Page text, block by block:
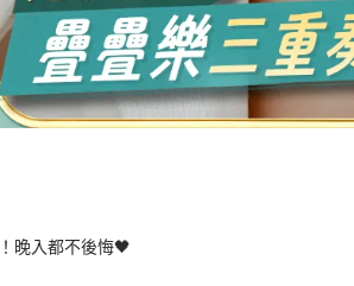
經典保值✨狀況完美‼️】Bvlgari 寶格麗
晚入都不後悔🖤